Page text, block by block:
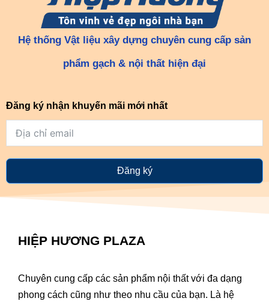
Hệ thống Vật liệu xây dựng chuyên cung cấp sản
phẩm gạch & nội thất hiện đại
Đăng ký nhận khuyến mãi mới nhất
Đăng ký
HIỆP HƯƠNG PLAZA
Chuyên cung cấp các sản phẩm nội thất với đa dạng
phong cách cũng như theo nhu cầu của bạn. Là hệ